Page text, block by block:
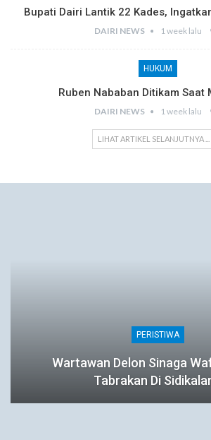
Bupati Dairi Lantik 22 Kades,
DAIRI NEWS 1 week lalu
HUKUM
Ruben Nababan Ditikam Saat
DAIRI NEWS 1 week lalu
LIHAT ARTIKEL SELANJUTNYA ...
PERISTIWA
Wartawan Delon Sinaga
Tabrakan Di